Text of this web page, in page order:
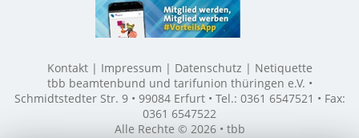
Kontakt Impressum Datenschutz
Netiquette
tbb beamtenbund und tarifunion thüringen e.V. •
Schmidtstedter Str. 9 • 99084 Erfurt • Tel.: 0361 6547521 • Fax:
0361 6547522
Alle Rechte © 2026 • tbb